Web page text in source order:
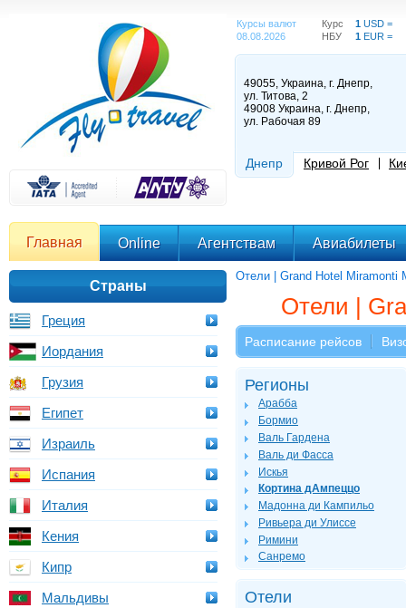
Курсы валют
08.08.2026
Курс
НБУ
1 USD =
1 EUR =
49055, Украина, г. Днепр,
ул. Титова, 2
49008 Украина, г. Днепр,
ул. Рабочая 89
Днепр Кривой Рог
Главная Online Агентствам Авиабилеты
Страны
Греция
Иордания
Грузия
Египет
Израиль
Испания
Италия
Кения
Кипр
Мальдивы
Отели | Grand Hotel Miramonti
Отели |
Расписание рейсов
Регионы
Арабба
Бормио
Валь Гардена
Валь ди Фасса
Искья
Кортина дАмпеццо
Мадонна ди Кампильо
Ривьера ди Улиссе
Римини
Санремо
Отели